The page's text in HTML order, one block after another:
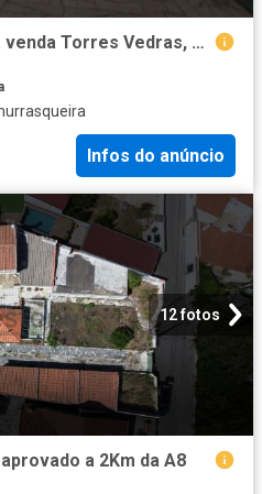
Casa de luxo de 500 m² à venda Torres Vedras, Portugal
Infos do anúncio
12 fotos
a 2Km da A8